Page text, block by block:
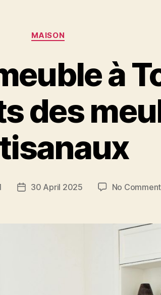
Categories
MAISON
à
des
Post30 April 2025 No